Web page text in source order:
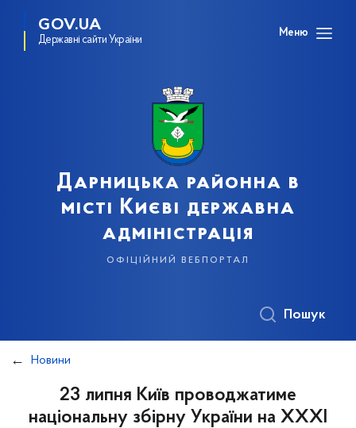
GOV.UA
Державні сайти України
Меню
Дарницька районна в
місті Києві державна
адміністрація
офіційний вебпортал
Пошук
Новини
23 липня Київ проводжатиме
національну збірну України на XXXI